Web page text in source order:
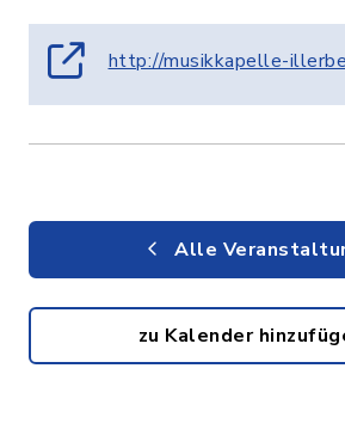
http://musikkapelle-
Alle
zu Kalender